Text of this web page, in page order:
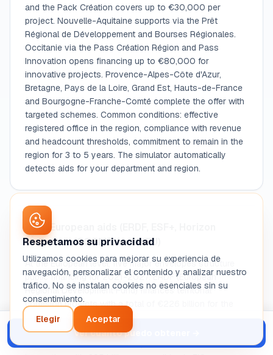
and the Pack Création covers up to €30,000 per
project. Nouvelle-Aquitaine supports via the Prêt
Régional de Développement and Bourses Régionales.
Occitanie via the Pass Création Région and Pass
Innovation opens financing up to €80,000 for
innovative projects. Provence-Alpes-Côte d'Azur,
Bretagne, Pays de la Loire, Grand Est, Hauts-de-France
and Bourgogne-Franche-Comté complete the offer with
targeted schemes. Common conditions: effective
registered office in the region, compliance with revenue
and headcount thresholds, commitment to remain in the
region for 3 to 5 years. The simulator automatically
detects aids for your department and region.
4. European aids (ERDF, ESF+, Horizon
Europe, COSME, InvestEU)
At the European level, five major envelopes structure
public financing for 2021-2027. ERDF (European
Regional Development Fund) finances territorial
cohesion projects with a total of €226 billion for the
period. ESF+ (European Social Fund Plus) co-finances
professional integration, training and social inclusion
with €99 billion. Horizon Europe finances research and
Ver cuánto puedo obtener
Respetamos su privacidad
Utilizamos cookies para mejorar su experiencia de
navegación, personalizar el contenido y analizar nuestro
tráfico. No se instalan cookies no esenciales sin su
consentimiento.
Elegir
Aceptar